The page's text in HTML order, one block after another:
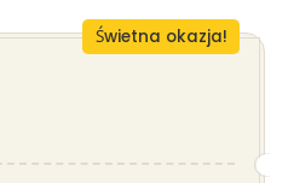
Świetna okazja!